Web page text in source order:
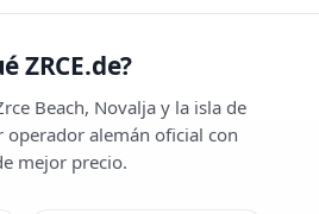
ZRCE.de?
Beach, Novalja y la isla de
alemán oficial con
mejor precio.